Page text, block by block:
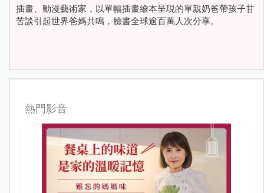
插畫、動漫藝術家，以單幅插畫繪本呈現的單親奶爸帶孩子甘
苦談引起世界爸媽共鳴，臉書全球逾百萬人次分享。
熱門影音